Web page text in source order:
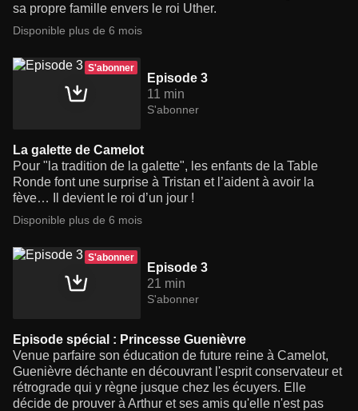
sa propre famille envers le roi Uther.
Disponible plus de 6 mois
S'abonner
Episode 3
11 min
S'abonner
La galette de Camelot
Pour "la tradition de la galette", les enfants de la Table
Ronde font une surprise à Tristan et l’aident à avoir la
fève… Il devient le roi d’un jour !
Disponible plus de 6 mois
S'abonner
Episode 3
21 min
S'abonner
Episode spécial : Princesse Guenièvre
Venue parfaire son éducation de future reine à Camelot,
Guenièvre déchante en découvrant l'esprit conservateur et
rétrograde qui y règne jusque chez les écuyers. Elle
décide de prouver à Arthur et ses amis qu'elle n'est pas